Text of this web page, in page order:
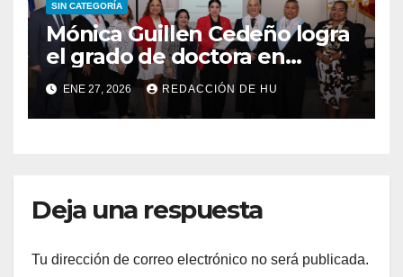
SIN CATEGORÍA
Mónica Guillen Cedeño logra
el grado de doctora en
Derecho
ENE 27, 2026 REDACCIÓN DE HU
Deja una respuesta
Tu dirección de correo electrónico no será publicada.